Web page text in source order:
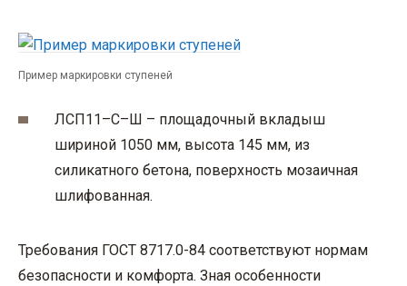
Пример маркировки ступеней
ЛСП11–С–Ш – площадочный вкладыш
шириной 1050 мм, высота 145 мм, из
силикатного бетона, поверхность мозаичная
шлифованная.
Требования ГОСТ 8717.0-84 соответствуют нормам
безопасности и комфорта. Зная особенности